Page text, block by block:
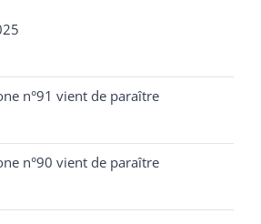
n°91 vient de paraître
n°90 vient de paraître